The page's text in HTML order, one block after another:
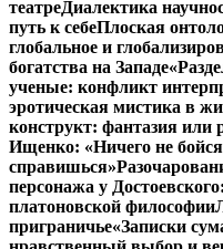
театреДиалектика
путь к себеПлоская
глобальное и
богатства на Западе
ученые: конфликт
эротическая мистика в
конструкт: фантазия или
Ищенко: «Ничего не
справишься»
персонажа у
платоновской философии
приграничье«Записки